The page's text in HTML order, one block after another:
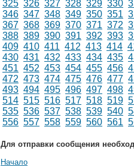
325 326 327 328 329 330
346 347 348 349 350 351
367 368 369 370 371 372
388 389 390 391 392 393
409 410 411 412 413 414
430 431 432 433 434 435
451 452 453 454 455 456
472 473 474 475 476 477
493 494 495 496 497 498
514 515 516 517 518 519
535 536 537 538 539 540
556 557 558 559 560 561
Для отправки сообщения
Начало